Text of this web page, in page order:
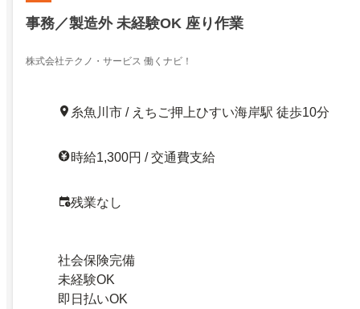
事務／製造外 未経験OK 座り作業
株式会社テクノ・サービス 働くナビ！
糸魚川市 / えちご押上ひすい海岸駅 徒歩10分
時給1,300円 / 交通費支給
残業なし
社会保険完備
未経験OK
即日払いOK